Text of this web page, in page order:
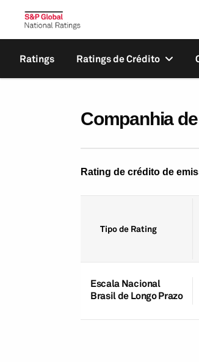
Ratings Ratings de Crédito
Companhia
Rating de crédito de
Tipo de Rating
Escala Nacional
Brasil de Longo Prazo